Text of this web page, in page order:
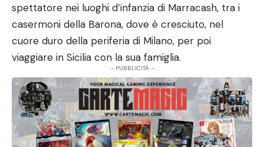
spettatore nei luoghi d’infanzia di Marracash, tra i
casermoni della Barona, dove è cresciuto, nel
cuore duro della periferia di Milano, per poi
viaggiare in Sicilia con la sua famiglia.
- PUBBLICITÀ -